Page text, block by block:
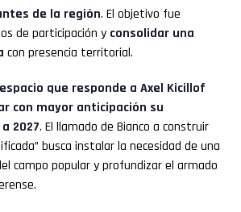
de la región. El objetivo fue
de participación y consolidar una
con presencia territorial.
que responde a Axel Kicillof
con mayor anticipación su
2027. El llamado de Bianco a construir
busca instalar la necesidad de una
campo popular y profundizar el armado